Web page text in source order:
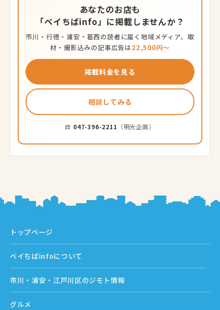
あなたのお店も
「ベイちばinfo」に掲載しませんか？
市川・行徳・浦安・葛西の読者に届く地域メディア。取
材・撮影込みの記事広告は22,500円〜
掲載料金を見る
相談してみる
☎ 047-396-2211 （明光企画）
トップページ
ベイちばinfoについて
市川・浦安・江戸川区のジモト情報
グルメ